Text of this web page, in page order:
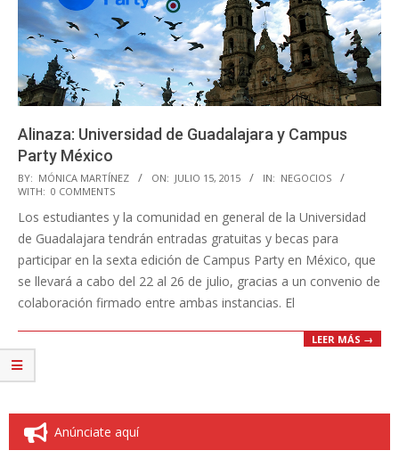
Alinaza: Universidad de Guadalajara y Campus
Party México
2015-
07-
15
BY: MÓNICA MARTÍNEZ ON: JULIO 15, 2015 IN: NEGOCIOS
WITH: 0 COMMENTS
Los estudiantes y la comunidad en general de la Universidad
de Guadalajara tendrán entradas gratuitas y becas para
participar en la sexta edición de Campus Party en México, que
se llevará a cabo del 22 al 26 de julio, gracias a un convenio de
colaboración firmado entre ambas instancias. El
LEER MÁS →
Anúnciate aquí